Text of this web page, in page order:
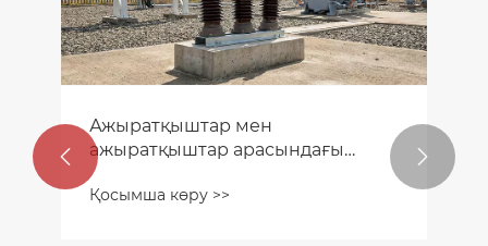
Ажыратқыштар мен
ажыратқыштар арасындағы
айырмашылық
Қосымша көру >>
 